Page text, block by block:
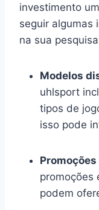
investimento
seguir algumas
na sua
Modelos
uhlsport
tipos de
isso pode
promoções
podem